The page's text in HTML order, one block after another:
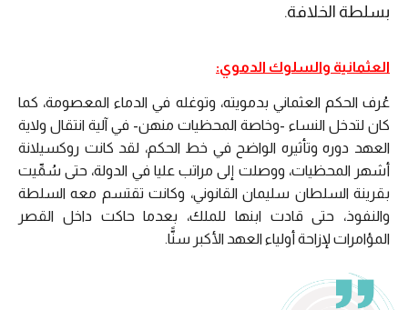
بسلطة الخلافة.
العثمانية والسلوك الدموي:
عُرف الحكم العثماني بدمويته، وتوغله في الدماء المعصومة، كما
كان لتدخل النساء -وخاصة المحظيات منهن- في آلية انتقال ولاية
العهد دوره وتأثيره الواضح في خط الحكم، لقد كانت روكسيلانة
أشهر المحظيات، ووصلت إلى مراتب عليا في الدولة، حتى سُمِّيت
بقرينة السلطان سليمان القانوني، وكانت تقتسم معه السلطة
والنفوذ، حتى قادت ابنها للملك، بعدما حاكت داخل القصر
المؤامرات لإزاحة أولياء العهد الأكبر سنًّا.